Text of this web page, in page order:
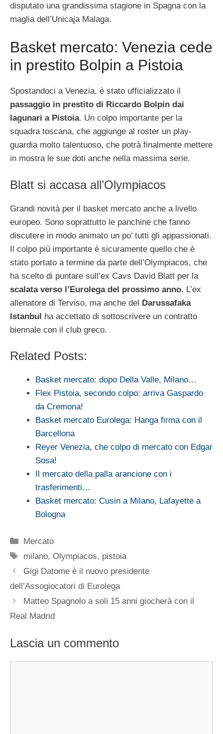
disputato una grandissima stagione in Spagna con la
maglia dell’Unicaja Malaga.
Basket mercato: Venezia cede
in prestito Bolpin a Pistoia
Spostandoci a Venezia, è stato ufficializzato il
passaggio in prestito di Riccardo Bolpin dai
lagunari a Pistoia. Un colpo importante per la
squadra toscana, che aggiunge al roster un play-
guardia molto talentuoso, che potrà finalmente mettere
in mostra le sue doti anche nella massima serie.
Blatt si accasa all’Olympiacos
Grandi novità per il basket mercato anche a livello
europeo. Sono soprattutto le panchine che fanno
discutere in modo animato un po’ tutti gli appassionati.
Il colpo più importante è sicuramente quello che è
stato portato a termine da parte dell’Olympiacos, che
ha scelto di puntare sull’ex Cavs David Blatt per la
scalata verso l’Eurolega del prossimo anno. L’ex
allenatore di Terviso, ma anche del Darussafaka
Istanbul ha accettato di sottoscrivere un contratto
biennale con il club greco.
Related Posts:
Basket mercato: dopo Della Valle, Milano…
Flex Pistoia, secondo colpo: arriva Gaspardo
da Cremona!
Basket mercato Eurolega: Hanga firma con il
Barcellona
Reyer Venezia, che colpo di mercato con Edgar
Sosa!
Il mercato della palla arancione con i
trasferimenti…
Basket mercato: Cusin a Milano, Lafayette a
Bologna
Categorie
Mercato
Tag
milano,Olympiacos, pistoia
Gigi Datome è il nuovo presidente
dell’Assogiocatori di Eurolega
Matteo Spagnolo a soli 15 anni giocherà con il
Real Madrid
Lascia un commento